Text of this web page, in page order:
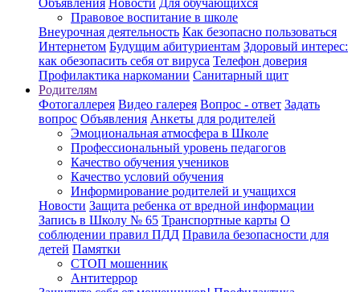
Объявления Новости Для обучающихся
Правовое воспитание в школе
Внеурочная деятельность Как безопасно пользоваться
Интернетом Будущим абитуриентам Здоровый интерес:
как обезопасить себя от вируса Телефон доверия
Профилактика наркомании Санитарный щит
Родителям
Фотогаллерея Видео галерея Вопрос - ответ Задать
вопрос Объявления Анкеты для родителей
Эмоциональная атмосфера в Школе
Профессиональный уровень педагогов
Качество обучения учеников
Качество условий обучения
Информирование родителей и учащихся
Новости Защита ребенка от вредной информации
Запись в Школу № 65 Транспортные карты О
соблюдении правил ПДД Правила безопасности для
детей Памятки
СТОП мошенник
Антитеррор